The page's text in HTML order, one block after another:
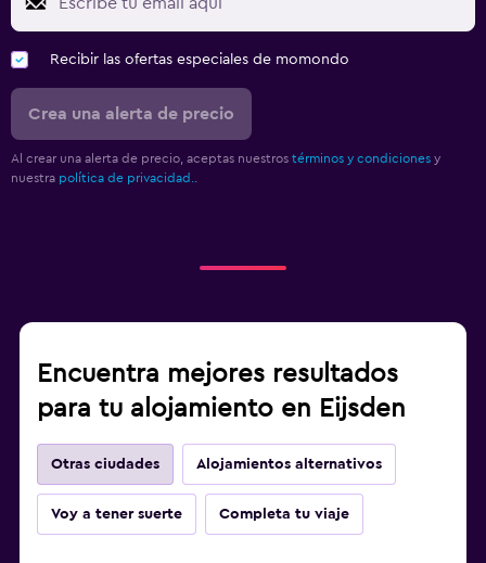
Recibir las ofertas especiales de momondo
Crea una alerta de precio
Al crear una alerta de precio, aceptas nuestros términos y condiciones y
nuestra política de privacidad.
Encuentra mejores resultados
para tu alojamiento en Eijsden
Otras ciudades Alojamientos alternativos
Voy a tener suerte Completa tu viaje